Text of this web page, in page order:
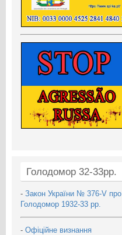
Голодомор 32-33рр.
- Закон України № 376-V про
Голодомор 1932-33 рр.
- Офіційне визнання